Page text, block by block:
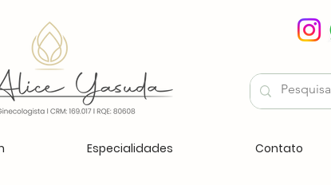
Especialidades Contato